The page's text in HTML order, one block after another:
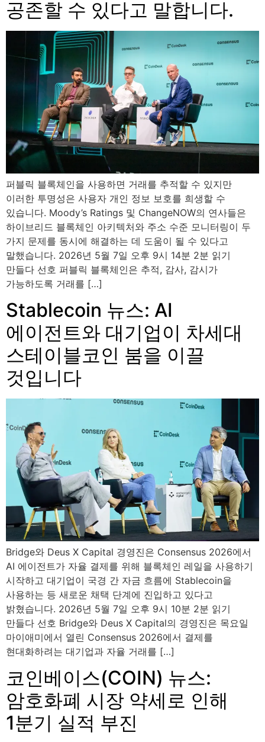
공존할 수 있다고 말합니다.
퍼블릭 블록체인을 사용하면 거래를 추적할 수 있지만
이러한 투명성은 사용자 개인 정보 보호를 희생할 수
있습니다. Moody’s Ratings 및 ChangeNOW의 연사들은
하이브리드 블록체인 아키텍처와 주소 수준 모니터링이 두
가지 문제를 동시에 해결하는 데 도움이 될 수 있다고
말했습니다. 2026년 5월 7일 오후 9시 14분 2분 읽기
만들다 선호 퍼블릭 블록체인은 추적, 감사, 감시가
가능하도록 거래를 […]
Stablecoin 뉴스: AI
에이전트와 대기업이 차세대
스테이블코인 붐을 이끌
것입니다
Bridge와 Deus X Capital 경영진은 Consensus 2026에서
AI 에이전트가 자율 결제를 위해 블록체인 레일을 사용하기
시작하고 대기업이 국경 간 자금 흐름에 Stablecoin을
사용하는 등 새로운 채택 단계에 진입하고 있다고
밝혔습니다. 2026년 5월 7일 오후 9시 10분 2분 읽기
만들다 선호 Bridge와 Deus X Capital의 경영진은 목요일
마이애미에서 열린 Consensus 2026에서 결제를
현대화하려는 대기업과 자율 거래를 […]
코인베이스(COIN) 뉴스:
암호화폐 시장 약세로 인해
1분기 실적 부진